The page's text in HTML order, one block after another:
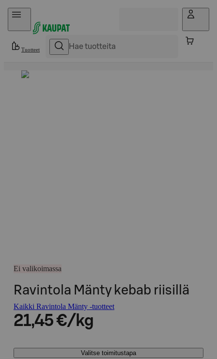
Hyppää sisältöön
Tuotteet
Ei valikoimassa
Ravintola Mänty kebab riisillä
Kaikki Ravintola Mänty -tuotteet
21,45 €/kg
Valitse toimitustapa